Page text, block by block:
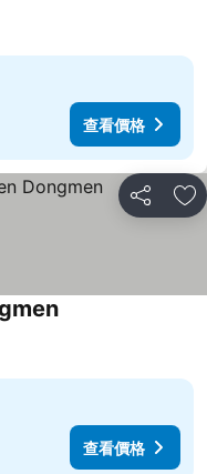
查看價格
分享 放
查看價格